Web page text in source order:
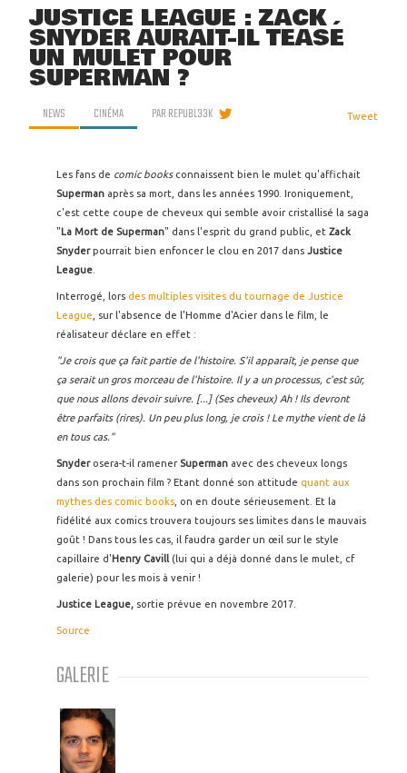
JUSTICE LEAGUE : ZACK
SNYDER AURAIT-IL TEASÉ
UN MULET POUR
SUPERMAN ?
NEWS CINÉMA PARREPUBL33K Tweet
Les fans de comic booksconnaissent bien le mulet qu'affichait
Superman après sa mort, dans les années 1990. Ironiquement,
c'est cette coupe de cheveux qui semble avoir cristallisé la saga
"La Mort de Superman" dans l'esprit du grand public, et Zack
Snyderpourrait bien enfoncer le clou en 2017 dans Justice
League
Interrogé, lors des multiples visites du tournage de Justice
League , sur l'absence de l'Homme d'Acier dans le film, le
réalisateur déclare en effet :
"Je crois que ça fait partie de l'histoire. S'il apparaît, je pense que
ça serait un gros morceau de l'histoire. Il y a un processus, c'est sûr,
que nous allons devoir suivre. [...] (Ses cheveux) Ah ! Ils devront
être parfaits (rires). Un peu plus long, je crois ! Le mythe vient de là
en tous cas."
Snyder osera-t-il ramener Superman avec des cheveux longs
dans son prochain film ? Etant donné son attitude quant aux
mythes des comic books , on en doute sérieusement. Et la
fidélité aux comics trouvera toujours ses limites dans le mauvais
goût ! Dans tous les cas, il faudra garder un œil sur le style
capillaire d'Henry Cavill (lui qui a déjà donné dans le mulet, cf
galerie) pour les mois à venir !
Justice League, sortie prévue en novembre 2017.
Source
GALERIE